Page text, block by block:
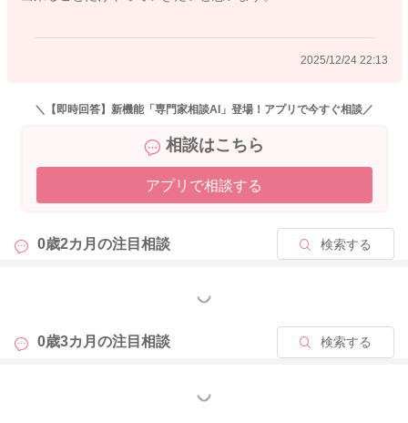
に思いますよ。
2025/12/24 22:13
＼【即時回答】新機能「専門家相談AI」登場！アプリで今すぐ相談／
相談はこちら
アプリで相談する
0歳2カ月の注目相談 検索する
もっと見る
0歳3カ月の注目相談 検索する
もっと見る